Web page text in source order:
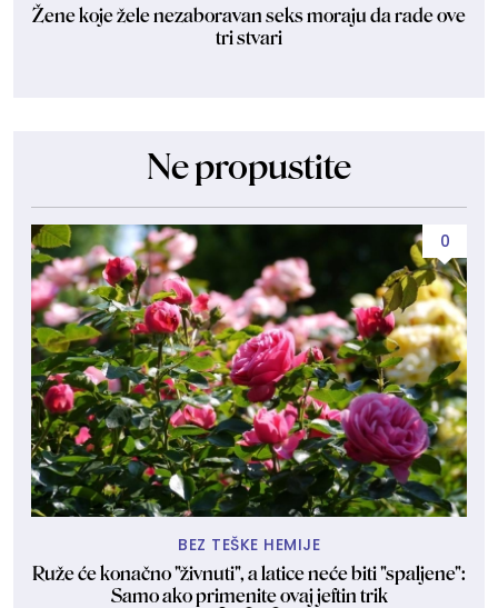
Žene koje žele nezaboravan seks moraju da rade ove
tri stvari
Ne propustite
0
BEZ TEŠKE HEMIJE
Ruže će konačno "živnuti", a latice neće biti "spaljene":
Samo ako primenite ovaj jeftin trik